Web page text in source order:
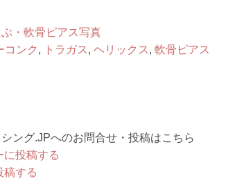
・軟骨ピアス写真
コンク , トラガス , ヘリックス , 軟骨ピアス
ング.JPへのお問合せ・投稿はこちら
に投稿する
稿する